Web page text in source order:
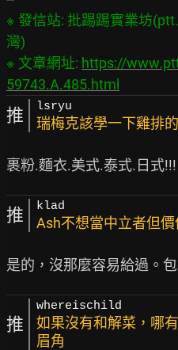
※ 發信站: 批踢踢實業坊
灣)
※ 文章網址: https://
59743.A.485.html
推 lsryu
瑞梅克該學一下雞排
推 klad
Ash不想當中立者但
推
whereischild
如果沒有和解菜，哪
眉角